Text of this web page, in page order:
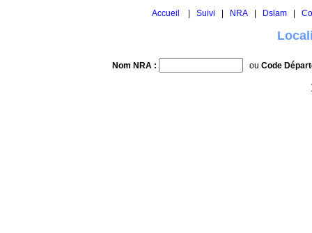
Accueil Suivi NRA Dslam
Nom NRA : ou Code